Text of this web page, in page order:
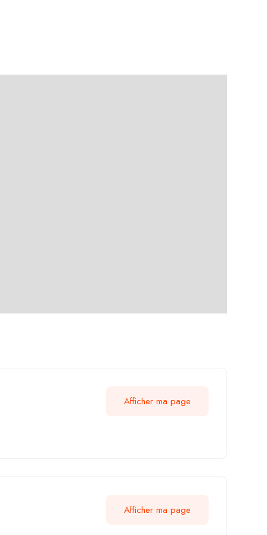
Afficher ma page
Afficher ma page